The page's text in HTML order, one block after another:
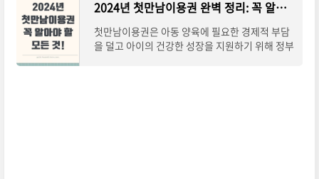
2024년 첫만남이용권 완벽 정리: 꼭 알아야 할 모든 것!
첫만남이용권은 아동 양육에 필요한 경제적 부담
을 덜고 아이의 건강한 성장을 지원하기 위해 정부